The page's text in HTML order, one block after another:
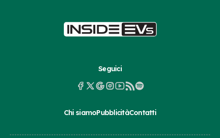
Seguici
Chi siamoPubblicitàContatti